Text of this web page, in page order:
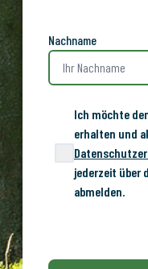
Nachname
Ich möchte
erhalten und
jederzeit über
abmelden.